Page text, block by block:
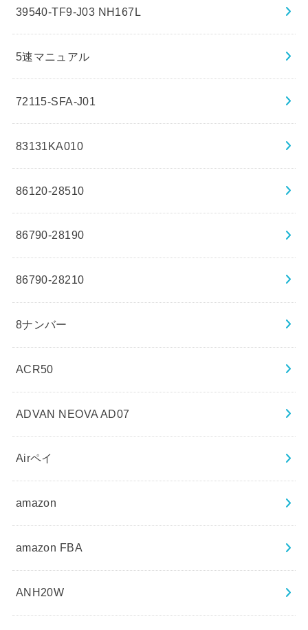
39540-TF9-J03 NH167L
5速マニュアル
72115-SFA-J01
83131KA010
86120-28510
86790-28190
86790-28210
8ナンバー
ACR50
ADVAN NEOVA AD07
Airペイ
amazon
amazon FBA
ANH20W